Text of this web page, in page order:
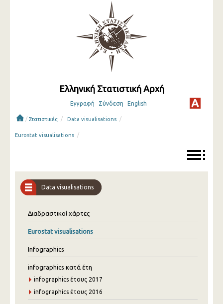
Ελληνική Στατιστική Αρχή
Εγγραφή Σύνδεση English
/ Στατιστικές / Data visualisations /
Eurostat visualisations /
Data visualisations
Διαδραστικοί χάρτες
Eurostat visualisations
Infographics
infographics κατά έτη
infographics έτους 2017
infographics έτους 2016